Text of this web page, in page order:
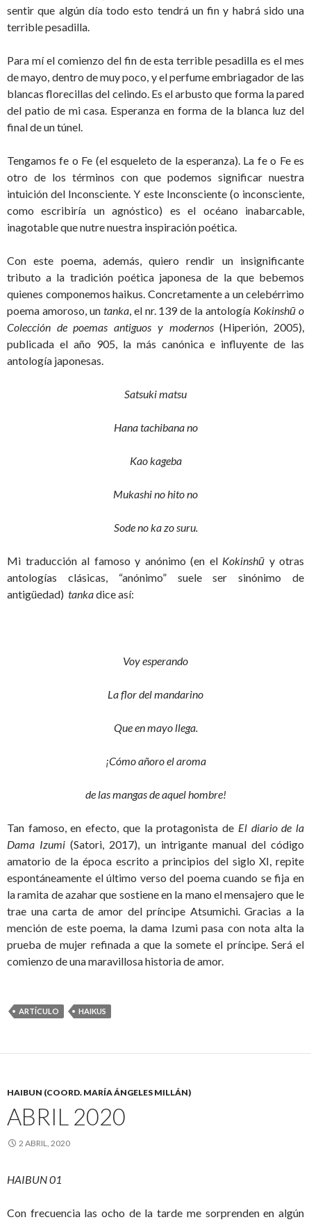
sentir que algún día todo esto tendrá un fin y habrá sido una
terrible pesadilla.
Para mí el comienzo del fin de esta terrible pesadilla es el mes
de mayo, dentro de muy poco, y el perfume embriagador de las
blancas florecillas del celindo. Es el arbusto que forma la pared
del patio de mi casa. Esperanza en forma de la blanca luz del
final de un túnel.
Tengamos fe o Fe (el esqueleto de la esperanza). La fe o Fe es
otro de los términos con que podemos significar nuestra
intuición del Inconsciente. Y este Inconsciente (o inconsciente,
como escribiría un agnóstico) es el océano inabarcable,
inagotable que nutre nuestra inspiración poética.
Con este poema, además, quiero rendir un insignificante
tributo a la tradición poética japonesa de la que bebemos
quienes componemos haikus. Concretamente a un celebérrimo
poema amoroso, un tanka, el nr. 139 de la antología Kokinshū o
Colección de poemas antiguos y modernos(Hiperión, 2005),
publicada el año 905, la más canónica e influyente de las
antología japonesas.
Satsuki matsu
Hana tachibana no
Kao kageba
Mukashi no hito no
Sode no ka zo suru.
Mi traducción al famoso y anónimo (en el Kokinshū y otras
antologías clásicas, “anónimo” suele ser sinónimo de
antigüedad) tankadice así:
Voy esperando
La flor del mandarino
Que en mayo llega.
¡Cómo añoro el aroma
de las mangas de aquel hombre!
Tan famoso, en efecto, que la protagonista de El diario de la
Dama Izumi (Satori, 2017), un intrigante manual del código
amatorio de la época escrito a principios del siglo XI, repite
espontáneamente el último verso del poema cuando se fija en
la ramita de azahar que sostiene en la mano el mensajero que le
trae una carta de amor del príncipe Atsumichi. Gracias a la
mención de este poema, la dama Izumi pasa con nota alta la
prueba de mujer refinada a que la somete el príncipe. Será el
comienzo de una maravillosa historia de amor.
ARTÍCULO HAIKUS
HAIBUN (COORD. MARÍA ÁNGELES MILLÁN)
ABRIL 2020
2 ABRIL, 2020
HAIBUN 01
Con frecuencia las ocho de la tarde me sorprenden en algún